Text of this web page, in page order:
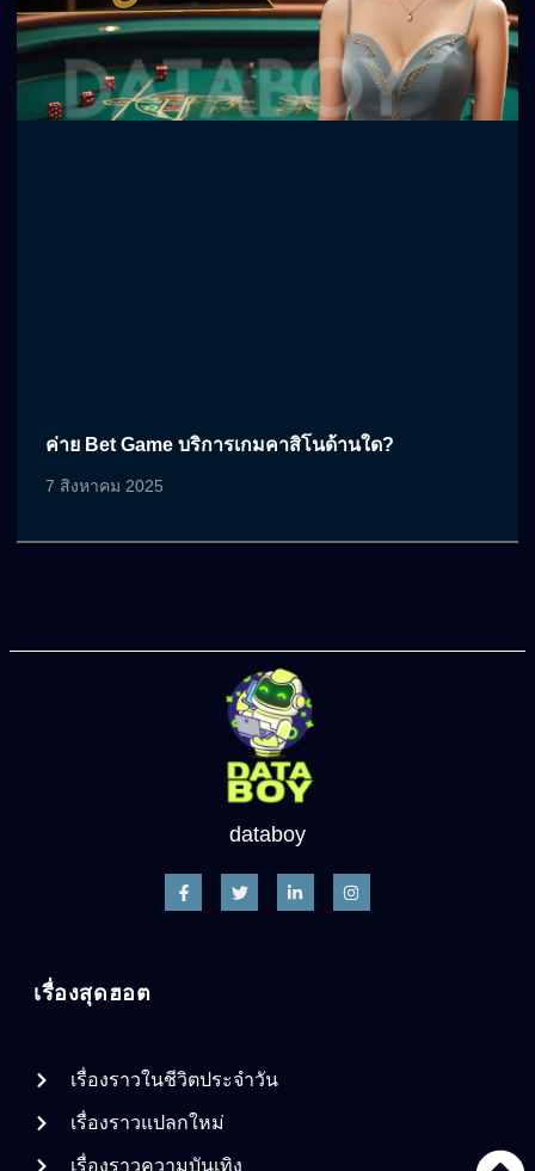
ค่าย Bet Game บริการเกมคาสิโนด้านใด?
7 สิงหาคม 2025
databoy
เรื่องสุดฮอต
เรื่องราวในชีวิตประจำวัน
เรื่องราวแปลกใหม่
เรื่องราวความบันเทิง